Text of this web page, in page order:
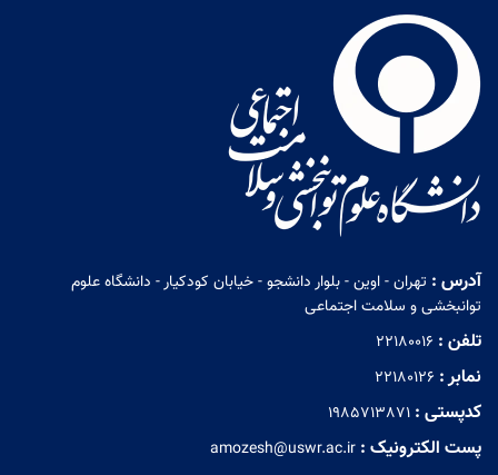
آدرس : تهران - اوین - بلوار دانشجو - خیابان کودکیار - دانشگاه علوم
توانبخشی و سلامت اجتماعی
تلفن : 22180016
نمابر : 22180126
کدپستی : 1985713871
پست الکترونیک : amozesh@uswr.ac.ir